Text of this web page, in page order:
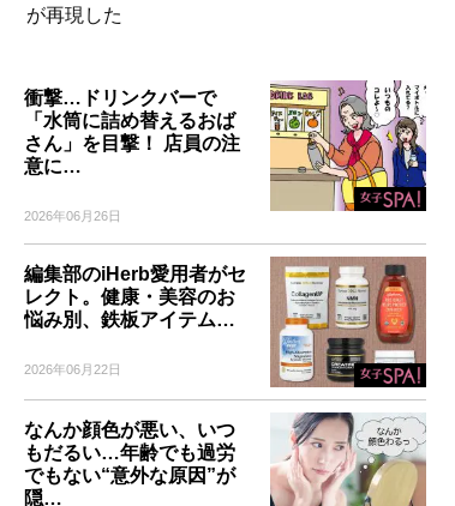
が再現した
衝撃…ドリンクバーで
「水筒に詰め替えるおば
さん」を目撃！ 店員の注
意に…
2026年06月26日
編集部のiHerb愛用者がセ
レクト。健康・美容のお
悩み別、鉄板アイテム…
2026年06月22日
なんか顔色が悪い、いつ
もだるい…年齢でも過労
でもない“意外な原因”が
隠…